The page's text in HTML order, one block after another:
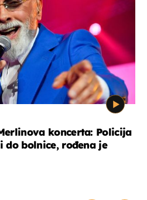
koncerta: Policija
bolnice, rođena je